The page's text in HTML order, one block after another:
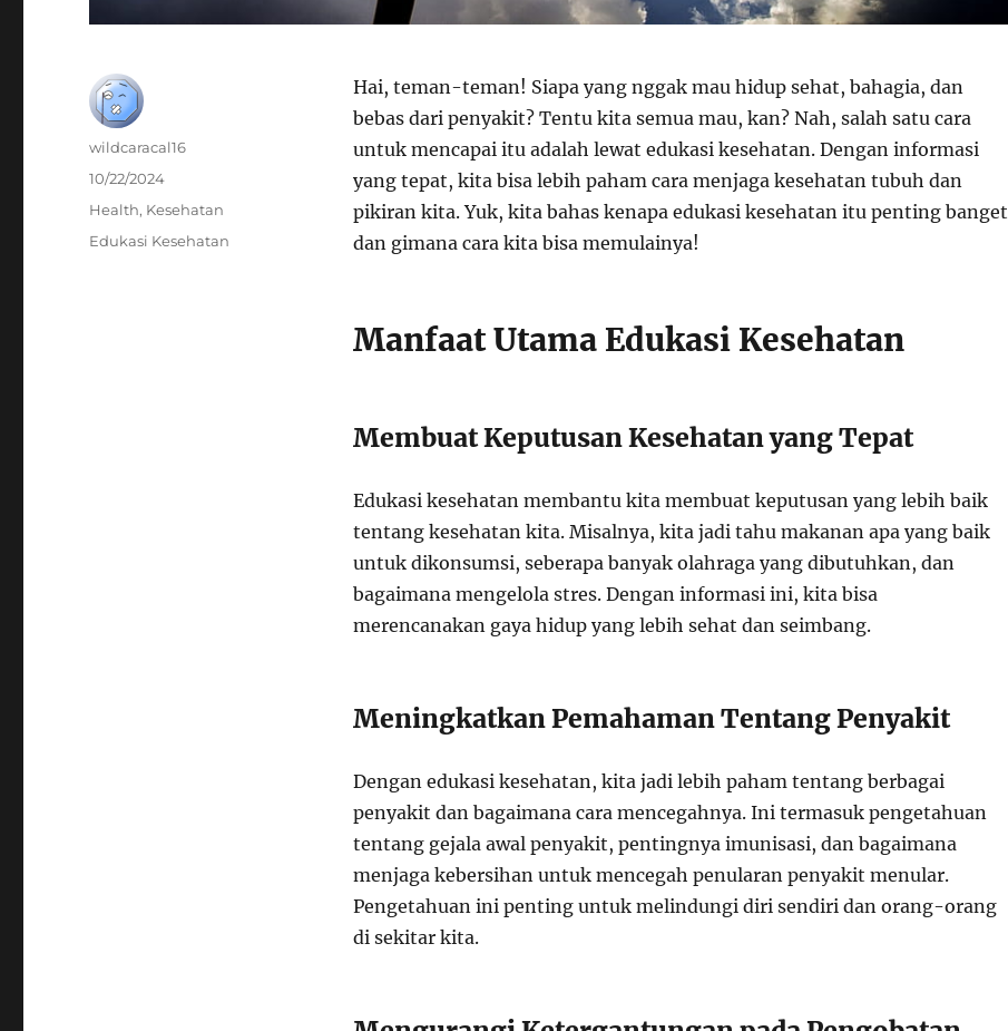
Hai, teman-teman! Siapa yang nggak mau hidup sehat, bahagia, dan
bebas dari penyakit? Tentu kita semua mau, kan? Nah, salah satu cara
untuk mencapai itu adalah lewat edukasi kesehatan. Dengan informasi
yang tepat, kita bisa lebih paham cara menjaga kesehatan tubuh dan
pikiran kita. Yuk, kita bahas kenapa edukasi kesehatan itu penting banget
dan gimana cara kita bisa memulainya!
Manfaat Utama Edukasi Kesehatan
Membuat Keputusan Kesehatan yang Tepat
Edukasi kesehatan membantu kita membuat keputusan yang lebih baik
tentang kesehatan kita. Misalnya, kita jadi tahu makanan apa yang baik
untuk dikonsumsi, seberapa banyak olahraga yang dibutuhkan, dan
bagaimana mengelola stres. Dengan informasi ini, kita bisa
merencanakan gaya hidup yang lebih sehat dan seimbang.
Meningkatkan Pemahaman Tentang Penyakit
Dengan edukasi kesehatan, kita jadi lebih paham tentang berbagai
penyakit dan bagaimana cara mencegahnya. Ini termasuk pengetahuan
tentang gejala awal penyakit, pentingnya imunisasi, dan bagaimana
menjaga kebersihan untuk mencegah penularan penyakit menular.
Pengetahuan ini penting untuk melindungi diri sendiri dan orang-orang
di sekitar kita.
Author
wildcaracal16
Posted
10/22/2024
Categories
Health, Kesehatan
Tags
Edukasi Kesehatan